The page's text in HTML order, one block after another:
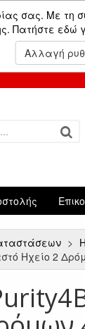
σας. Με τη
Πατήστε εδώ
Αλλαγή
Ηχείο 2